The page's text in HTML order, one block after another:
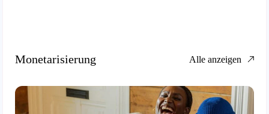
Monetarisierung Alle anzeigen